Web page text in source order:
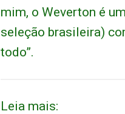
mim, o Weverton é
seleção brasileira)
todo”.
Leia mais: